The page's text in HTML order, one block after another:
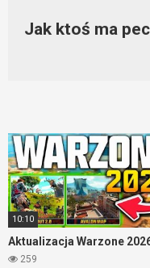
Jak ktoś ma
więcej pecha niż
w dziwny sposób.
Zastanawia mnie
wykonał przeciwnik
Sami zobaczcie.
10:10
Aktualizacja Warzone
259